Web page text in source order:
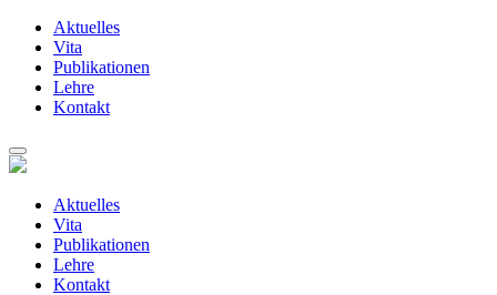
Aktuelles
Vita
Publikationen
Lehre
Kontakt
Zum
springenAktuelles
Vita
Publikationen
Lehre
Kontakt